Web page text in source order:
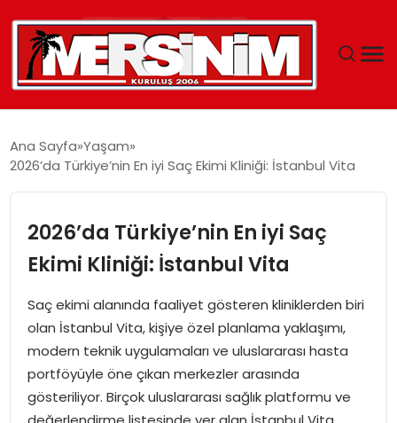
GÜNCEL
SAĞLIK
EĞITIM
SPOR
EKONOMI
Ana Sayfa Yaşam
2026’da Türkiye’nin En iyi Saç Ekimi Kliniği: İstanbul Vita
2026’da Türkiye’nin En iyi Saç
Ekimi Kliniği: İstanbul Vita
Saç ekimi alanında faaliyet gösteren kliniklerden biri
olan İstanbul Vita, kişiye özel planlama yaklaşımı,
modern teknik uygulamaları ve uluslararası hasta
portföyüyle öne çıkan merkezler arasında
gösteriliyor. Birçok uluslararası sağlık platformu ve